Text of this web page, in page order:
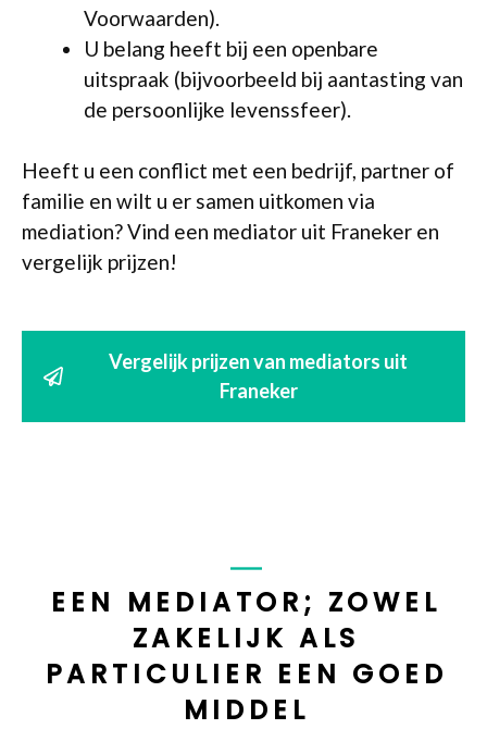
Voorwaarden).
U belang heeft bij een openbare
uitspraak (bijvoorbeeld bij aantasting van
de persoonlijke levenssfeer).
Heeft u een conflict met een bedrijf, partner of
familie en wilt u er samen uitkomen via
mediation? Vind een mediator uit Franeker en
vergelijk prijzen!
Vergelijk prijzen van mediators uit
Franeker
EEN MEDIATOR; ZOWEL
ZAKELIJK ALS
PARTICULIER EEN GOED
MIDDEL